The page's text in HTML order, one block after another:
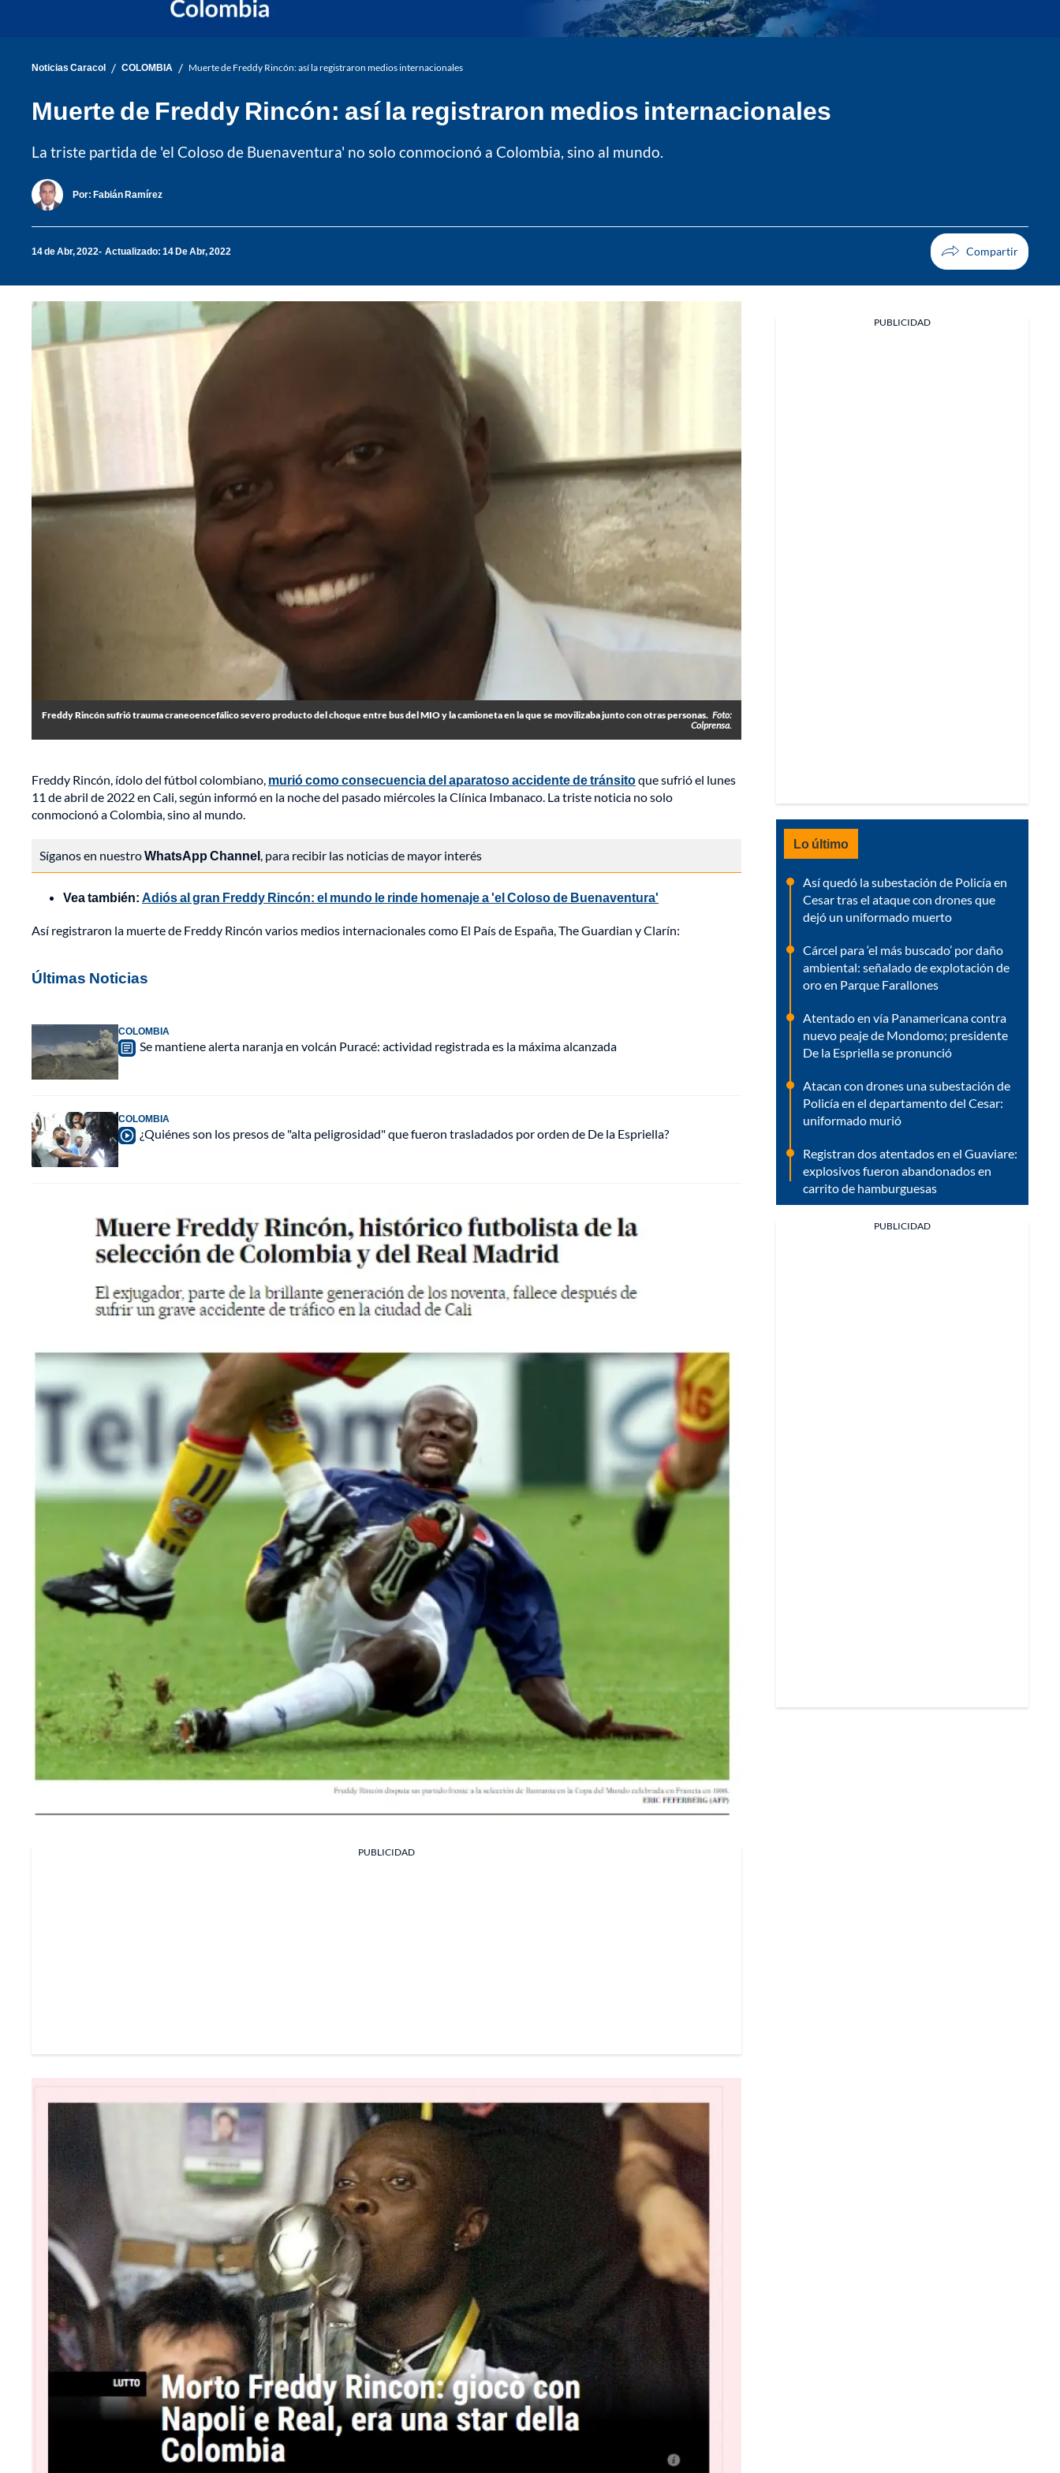
Noticias Caracol / COLOMBIA / Muerte de Freddy Rincón: así la registraron medios internacionales
Muerte de Freddy Rincón: así la registraron medios internacionales
La triste partida de 'el Coloso de Buenaventura' no solo conmocionó a Colombia, sino al mundo.
Por: Fabián Ramírez
14 de Abr, 2022 Actualizado: 14 De Abr, 2022
Freddy Rincón sufrió trauma craneoencefálico severo producto del choque entre bus del MIO y la camioneta en la que se movilizaba junto con otras personas. Foto:
Colprensa.
Freddy Rincón, ídolo del fútbol colombiano, murió como consecuencia del aparatoso accidente de tránsitoque sufrió el lunes
11 de abril de 2022 en Cali, según informó en la noche del pasado miércoles la Clínica Imbanaco. La triste noticia no solo
conmocionó a Colombia, sino al mundo.
Síganos en nuestroWhatsApp Channel, para recibir las noticias de mayor interés
Vea también: Adiós al gran Freddy Rincón: el mundo le rinde homenaje a 'el Coloso de Buenaventura'
Así registraron la muerte de Freddy Rincón varios medios internacionales como El País de España, The Guardian y Clarín:
Últimas Noticias
COLOMBIA
Se mantiene alerta naranja en volcán Puracé: actividad registrada es la máxima alcanzada
COLOMBIA
¿Quiénes son los presos de "alta peligrosidad" que fueron trasladados por orden de De la Espriella?
PUBLICIDAD
PUBLICIDAD
Lo último
Así quedó la subestación de Policía en
Cesar tras el ataque con drones que
dejó un uniformado muerto
Cárcel para ‘el más buscado’ por daño
ambiental: señalado de explotación de
oro en Parque Farallones
Atentado en vía Panamericana contra
nuevo peaje de Mondomo; presidente
De la Espriella se pronunció
Atacan con drones una subestación de
Policía en el departamento del Cesar:
uniformado murió
Registran dos atentados en el Guaviare:
explosivos fueron abandonados en
carrito de hamburguesas
PUBLICIDAD